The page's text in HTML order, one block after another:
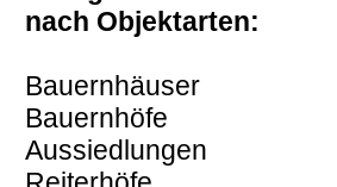
nach Objektarten:
Bauernhäuser
Bauernhöfe
Aussiedlungen